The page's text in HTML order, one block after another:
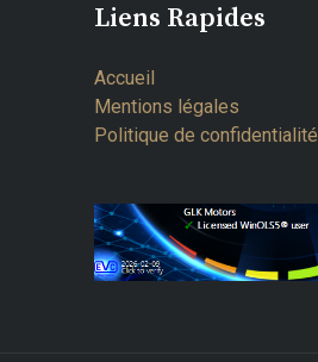
Liens Rapides
Accueil
Mentions légales
Politique de confidentialité